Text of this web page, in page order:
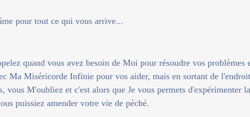
pour tout ce qui vous arrive...
quand vous avez besoin de Moi pour résoudre vos problèmes
Ma Miséricorde Infinie pour vos aider, mais en sortant de
vous M'oubliez et c'est alors que Je vous permets d'expérimenter
puissiez amender votre vie de péché.